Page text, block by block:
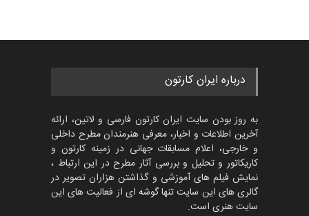
درباره ایران کارتون
به روز بودن سایت ایران کارتون فارسی و لاتین، ارائه
آخرین اطلاعات و اخبار، معرفی هنرمندان مطرح داخلی
و خارجی، اعلام مسابقات جهانی در زمینه کارتون و
کاریکاتور و تحلیل و بررسی آثار مطرح در این ارتباط ،
نمایش فیلم های آموزشی و گذاشتن هزاران تصویر در
گالری های این سایت تنها گوشه ای از فعالیت های این
سایت هنری است.